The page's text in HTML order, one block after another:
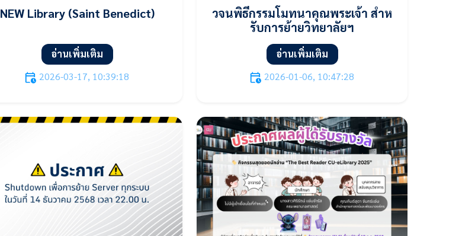
NEW Library (Saint Benedict)
อ่านเพิ่มเติม
2026-03-17, 10:39:18
วจนพิธีกรรมโมทนาคุณพระเจ้า สําห
รับการย้ายวิทยาลัยฯ
อ่านเพิ่มเติม
2026-01-06, 10:47:28